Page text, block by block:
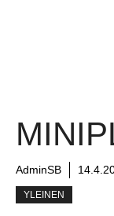
AdminSB
YLEINEN